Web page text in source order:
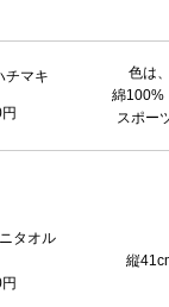
チマキ
色は
綿
スポー
タオル
縦